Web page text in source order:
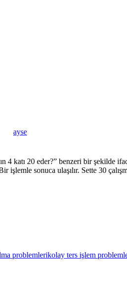
ayse
4 katı 20 eder?” benzeri bir şekilde
işlemle sonuca ulaşılır. Sette 30
problemlerikolay ters işlem